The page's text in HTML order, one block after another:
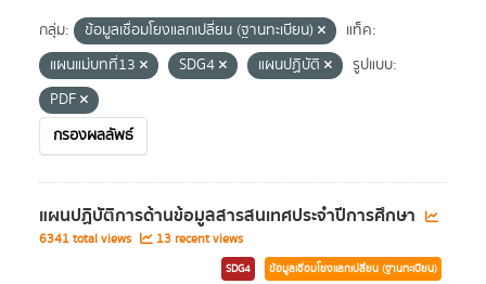
กลุ่ม: ข้อมูลเชื่อมโยงแลกเปลี่ยน (ฐานทะเบียน)
แท็ค:
แผนแม่บทที่13
SDG4 แผนปฏิบัติ
รูปแบบ:
PDF
กรองผลลัพธ์
แผนปฏิบัติการด้านข้อมูลสารสนเทศประจำปีการศึกษา
6341 total views 13 recent views
SDG4 ข้อมูลเชื่อมโยงแลกเปลี่ยน (ฐานทะเบียน)